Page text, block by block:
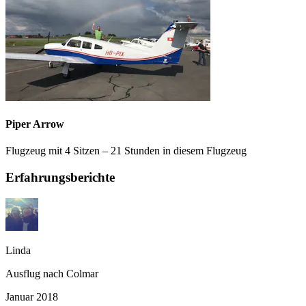
Piper Arrow
Flugzeug mit 4 Sitzen – 21 Stunden in diesem Flugzeug
Erfahrungsberichte
Linda
Ausflug nach Colmar
Januar 2018